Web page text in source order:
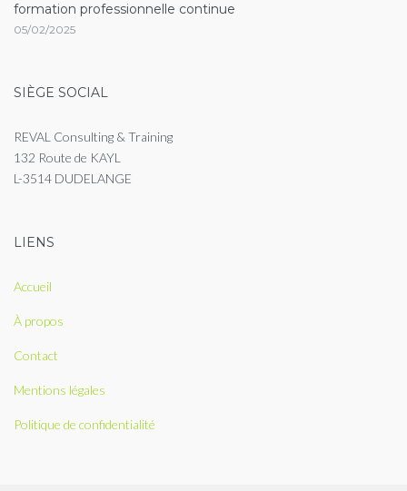
formation professionnelle continue
05/02/2025
SIÈGE SOCIAL
REVAL Consulting & Training
132 Route de KAYL
L-3514 DUDELANGE
LIENS
Accueil
À propos
Contact
Mentions légales
Politique de confidentialité